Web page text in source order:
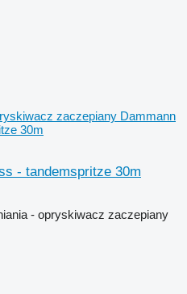
zaczepiany Dammann
30m
- tandemspritze 30m
- opryskiwacz zaczepiany